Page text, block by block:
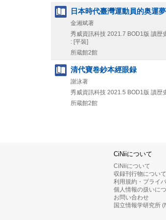
日本時代臺灣運動員的奥運
金湘斌著
秀威資訊科技 2021.7 BOD1版 讀歴
: [平裝]
所蔵館2館
清代寶卷鈔本經眼録
謝泳著
秀威資訊科技 2021.5 BOD1版 讀歴
所蔵館2館
CiNiiについて
CiNiiについて
収録刊行物について
利用規約・プライ
個人情報の扱いに
お問い合わせ
国立情報学研究所